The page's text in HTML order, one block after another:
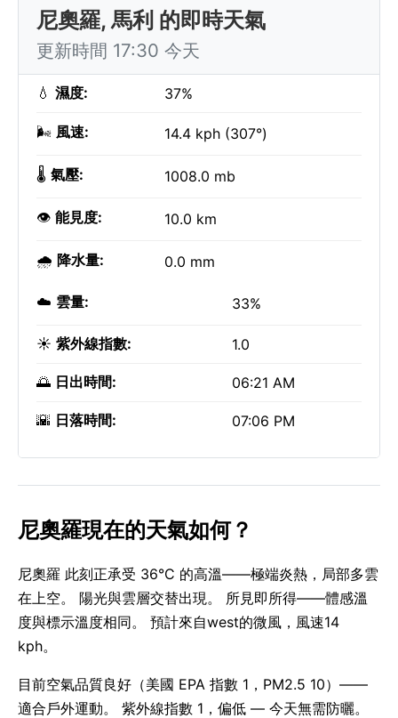
尼奧羅, 馬利 的即時天氣
更新時間 17:30 今天
💧 濕度: 37%
🌬️ 風速: 14.4 kph (307°)
🌡️ 氣壓: 1008.0 mb
👁️ 能見度: 10.0 km
🌧️ 降水量: 0.0 mm
☁️ 雲量: 33%
☀️ 紫外線指數: 1.0
🌅 日出時間: 06:21 AM
🌇 日落時間: 07:06 PM
尼奧羅現在的天氣如何？
尼奧羅 此刻正承受 36°C 的高溫——極端炎熱，局部多雲
在上空。 陽光與雲層交替出現。 所見即所得——體感溫
度與標示溫度相同。 預計來自west的微風，風速14
kph。
目前空氣品質良好（美國 EPA 指數 1，PM2.5 10）——
適合戶外運動。 紫外線指數 1，偏低 — 今天無需防曬。